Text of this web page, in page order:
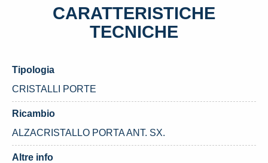
CARATTERISTICHE
TECNICHE
Tipologia
CRISTALLI PORTE
Ricambio
ALZACRISTALLO PORTA ANT. SX.
Altre info